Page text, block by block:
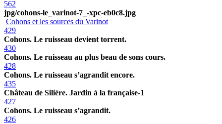
562
jpg/cohons-le_varinot-7_-xpc-eb0c8.jpg
Cohons et les sources du Varinot
429
Cohons. Le ruisseau devient torrent.
430
Cohons. Le ruisseau au plus beau de sons cours.
428
Cohons. Le ruisseau s’agrandit encore.
435
Château de Silière. Jardin à la française-1
427
Cohons. Le ruisseau s’agrandit.
426